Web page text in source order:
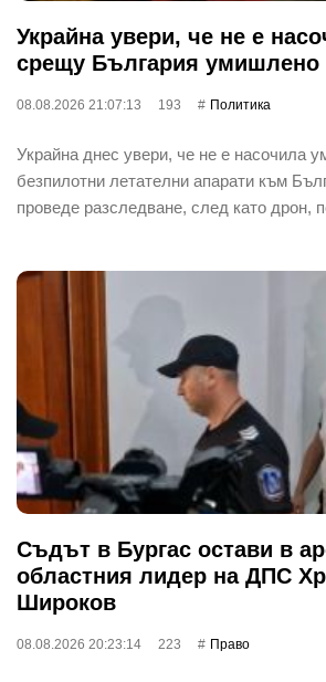
Украйна увери, че не е
срещу България умишлено
08.08.2026 21:07:13 193 Политика
Украйна днес увери, че не е насочила
безпилотни летателни апарати към
проведе разследване, след като дрон,
Съдът в Бургас остави в
областния лидер на ДПС
Широков
08.08.2026 20:23:14 223 Право